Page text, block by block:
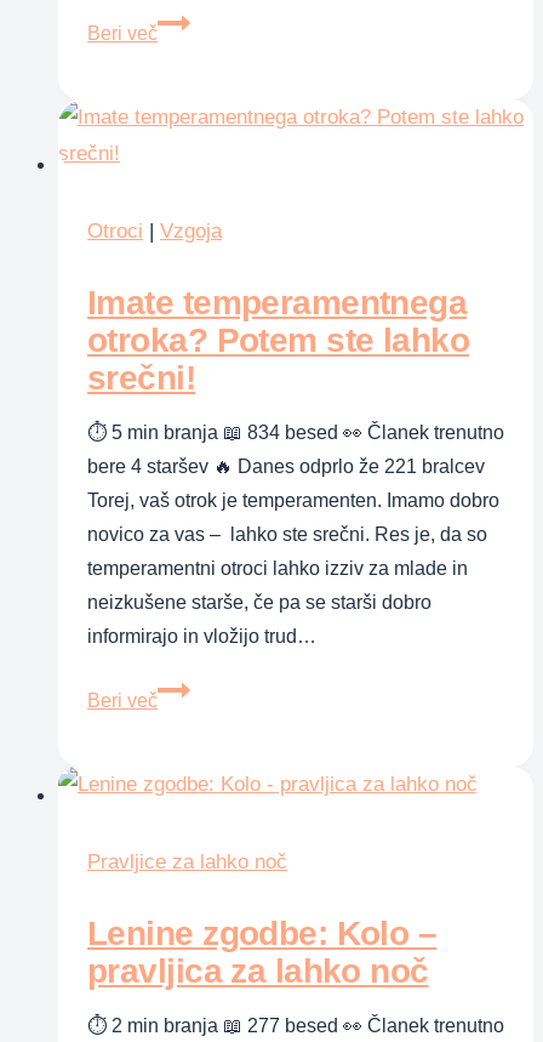
Beri več
Koliko
potrebuje
Otroci | Vzgoja
Imate temperamentnega
otroka? Potem ste lahko
srečni!
⏱ 5 min branja 📖 834 besed 👀 Članek trenutno
bere 4 staršev 🔥 Danes odprlo že 221 bralcev
Torej, vaš otrok je temperamenten. Imamo dobro
novico za vas – lahko ste srečni. Res je, da so
temperamentni otroci lahko izziv za mlade in
neizkušene starše, če pa se starši dobro
informirajo in vložijo trud…
Beri več
Imate
Potem
lahko
Pravljice za lahko noč
Lenine zgodbe: Kolo –
pravljica za lahko noč
⏱ 2 min branja 📖 277 besed 👀 Članek trenutno